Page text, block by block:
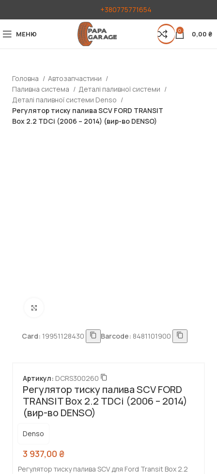
+380775771654
МЕНЮ 0 0,00 ₴
Головна
Автозапчастини
Паливна система
Деталі паливної системи
Деталі паливної системи Denso
Регулятор тиску палива SCV FORD TRANSIT
Box 2.2 TDCi (2006 – 2014) (вир-во DENSO)
Card: 19951128430 Barcode: 8481101900
Регулятор тиску палива SCV FORD
TRANSIT Box 2.2 TDCi (2006 – 2014)
(вир-во DENSO)
Артикул: DCRS300260
Denso
3 937,00 ₴
Регулятор тиску палива SCV для Ford Transit Box 2.2